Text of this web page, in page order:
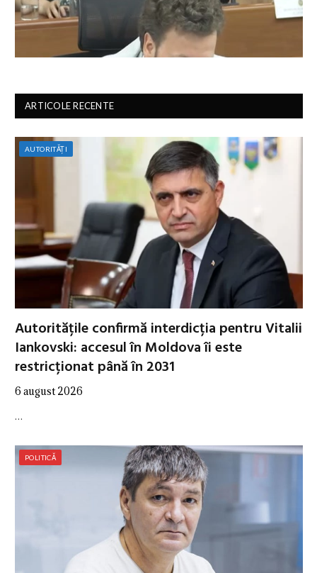
ARTICOLE RECENTE
AUTORITĂȚI
Autoritățile confirmă interdicția pentru Vitalii
Iankovski: accesul în Moldova îi este
restricționat până în 2031
6 august 2026
…
POLITICĂ